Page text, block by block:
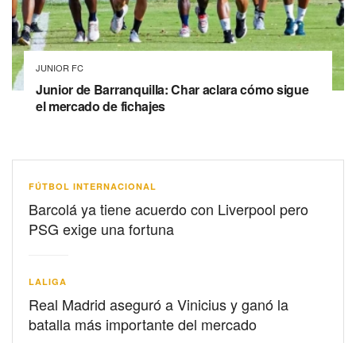
JUNIOR FC
Junior de Barranquilla: Char aclara cómo sigue
el mercado de fichajes
FÚTBOL INTERNACIONAL
Barcolá ya tiene acuerdo con Liverpool pero
PSG exige una fortuna
LALIGA
Real Madrid aseguró a Vinicius y ganó la
batalla más importante del mercado